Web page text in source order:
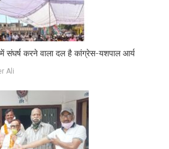
संघर्ष करने वाला दल है कांग्रेस-यशपाल आर्य
Ali